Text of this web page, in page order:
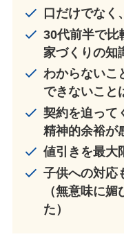
口だけでなく
30代前半で比
家づくりの知
わからないこ
できないこと
契約を迫って
精神的余裕が
値引きを最大
子供への対応
（無意味に
た）